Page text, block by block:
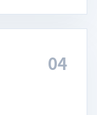
04